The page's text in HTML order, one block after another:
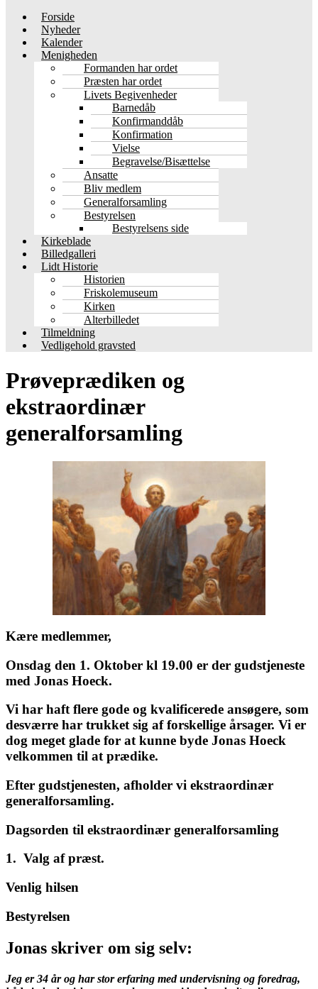
Forside
Nyheder
Kalender
Menigheden
Formanden har ordet
Præsten har ordet
Livets Begivenheder
Barnedåb
Konfirmanddåb
Konfirmation
Vielse
Begravelse/Bisættelse
Ansatte
Bliv medlem
Generalforsamling
Bestyrelsen
Bestyrelsens side
Kirkeblade
Billedgalleri
Lidt Historie
Historien
Friskolemuseum
Kirken
Alterbilledet
Tilmeldning
Vedligehold gravsted
Prøveprædiken og
ekstraordinær
generalforsamling
Kære medlemmer,
Onsdag den 1. Oktober kl 19.00 er der gudstjeneste
med Jonas Hoeck.
Vi har haft flere gode og kvalificerede ansøgere, som
desværre har trukket sig af forskellige årsager. Vi er
dog meget glade for at kunne byde Jonas Hoeck
velkommen til at prædike.
Efter gudstjenesten, afholder vi ekstraordinær
generalforsamling.
Dagsorden til ekstraordinær generalforsamling
1. Valg af præst.
Venlig hilsen
Bestyrelsen
Jonas skriver om sig selv:
Jeg er 34 år og har stor erfaring med undervisning og foredrag,